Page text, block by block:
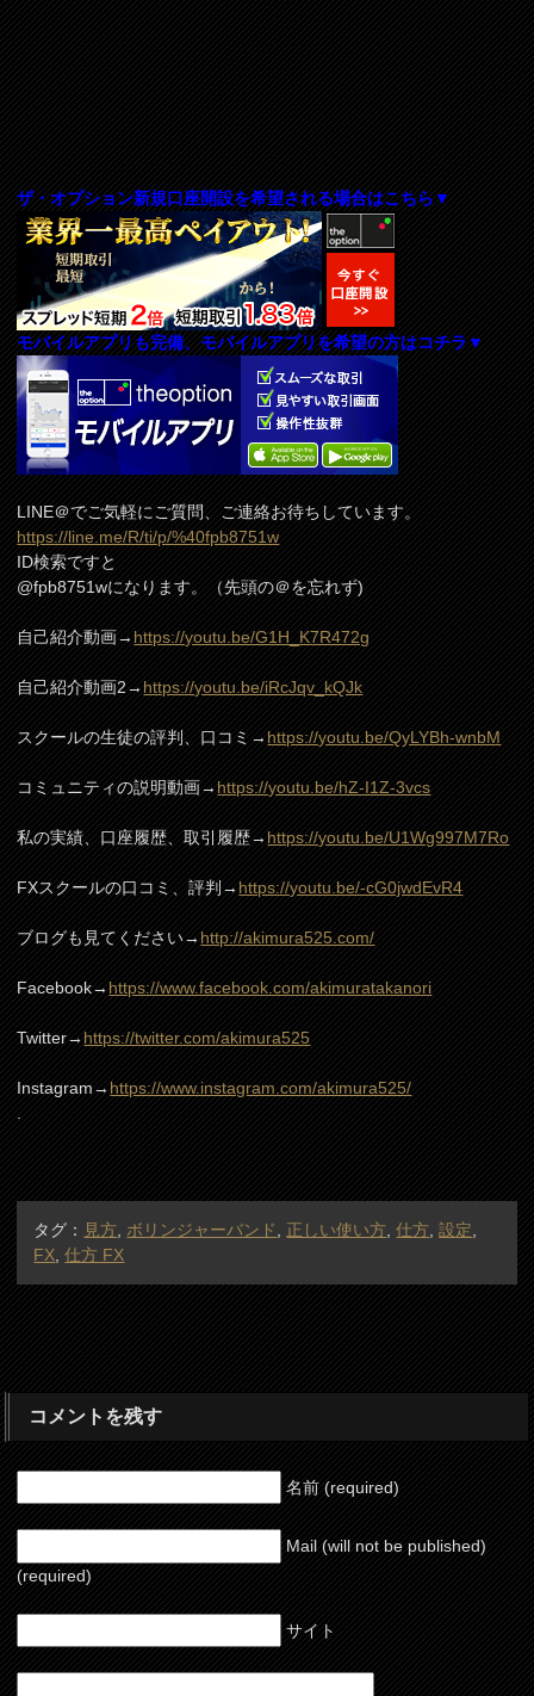
ザ・オプション新規口座開設を希望される場合はこちら▼
モバイルアプリも完備、モバイルアプリを希望の方はコチラ▼
LINE＠でご気軽にご質問、ご連絡お待ちしています。
https://line.me/R/ti/p/%40fpb8751w
ID検索ですと
@fpb8751wになります。（先頭の＠を忘れず)
自己紹介動画→https://youtu.be/G1H_K7R472g
自己紹介動画2→https://youtu.be/iRcJqv_kQJk
スクールの生徒の評判、口コミ→https://youtu.be/QyLYBh-wnbM
コミュニティの説明動画→https://youtu.be/hZ-I1Z-3vcs
私の実績、口座履歴、取引履歴→https://youtu.be/U1Wg997M7Ro
FXスクールの口コミ、評判→https://youtu.be/-cG0jwdEvR4
ブログも見てください→http://akimura525.com/
Facebook→https://www.facebook.com/akimuratakanori
Twitter→https://twitter.com/akimura525
Instagram→https://www.instagram.com/akimura525/
.
タグ： 見方 ボリンジャーバンド 正しい使い方 ,仕方 ,設定
FX ,仕方 FX
コメントを残す
名前 (required)
Mail (will not be published)
(required)
サイト